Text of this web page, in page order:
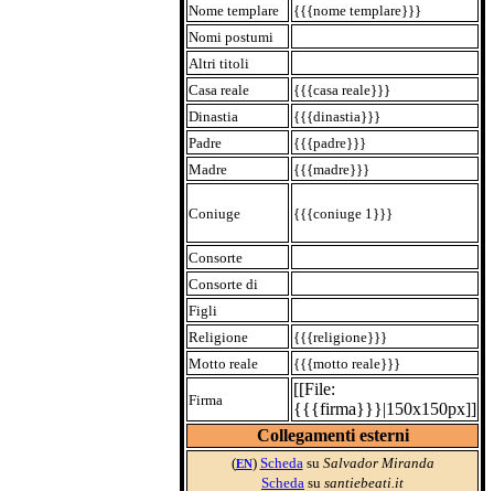
Nome templare
{{{nome templare}}}
Nomi postumi
Altri titoli
Casa reale
{{{casa reale}}}
Dinastia
{{{dinastia}}}
Padre
{{{padre}}}
Madre
{{{madre}}}
Coniuge {{{coniuge 1}}}
Consorte
Consorte di
Figli
Religione
{{{religione}}}
Motto reale
{{{motto reale}}}
Firma
[[File:
{{{firma}}}|150x150px]]
Collegamenti esterni
(EN) Scheda su Salvador Miranda
Scheda su santiebeati.it